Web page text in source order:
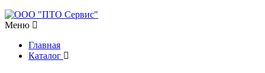
Меню
Главная
Каталог